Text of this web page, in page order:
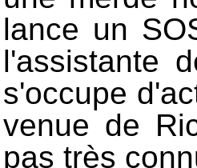
lance un
l'assistante
s'occupe
venue de
pas très